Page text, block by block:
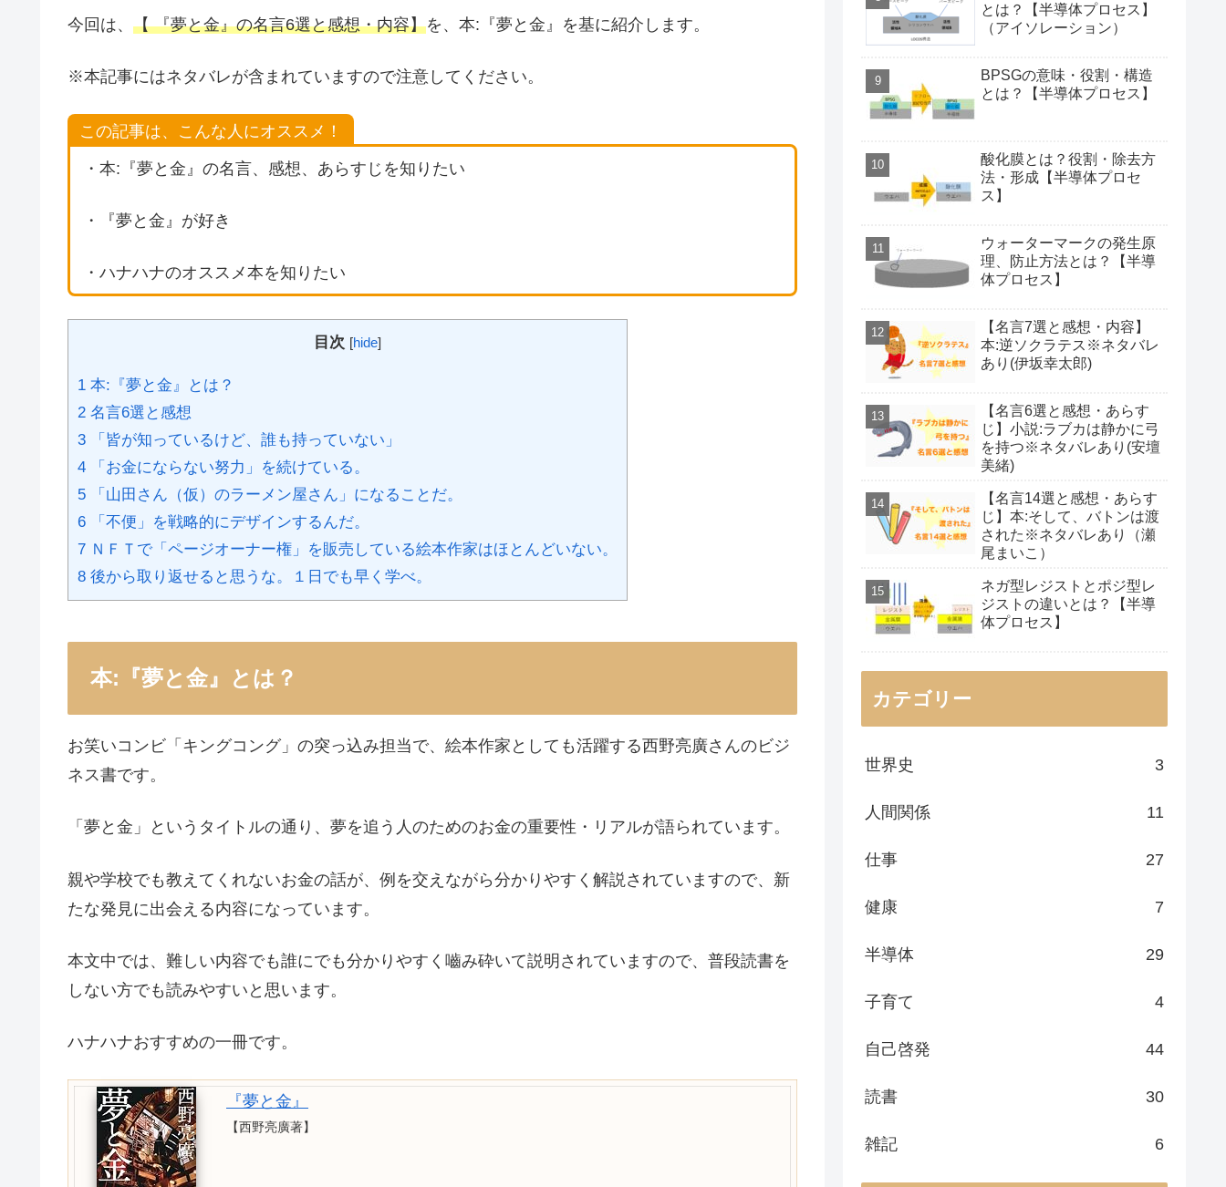
今回は、 【 『夢と金』の名言6選と感想・内容】を、本:『夢と金』を基に紹介します。
※本記事にはネタバレが含まれていますので注意してください。
この記事は、こんな人にオススメ！
・本:『夢と金』の名言、感想、あらすじを知りたい
・『夢と金』が好き
・ハナハナのオススメ本を知りたい
目次 [hide]
1 本:『夢と金』とは？
2 名言6選と感想
3 「皆が知っているけど、誰も持っていない」
4 「お金にならない努力」を続けている。
5 「山田さん（仮）のラーメン屋さん」になることだ。
6 「不便」を戦略的にデザインするんだ。
7 ＮＦＴで「ページオーナー権」を販売している絵本作家はほとんどいない。
8 後から取り返せると思うな。１日でも早く学べ。
本:『夢と金』とは？
お笑いコンビ「キングコング」の突っ込み担当で、絵本作家としても活躍する西野亮廣さんのビジ
ネス書です。
「夢と金」というタイトルの通り、夢を追う人のためのお金の重要性・リアルが語られています。
親や学校でも教えてくれないお金の話が、例を交えながら分かりやすく解説されていますので、新
たな発見に出会える内容になっています。
本文中では、難しい内容でも誰にでも分かりやすく嚙み砕いて説明されていますので、普段読書を
しない方でも読みやすいと思います。
ハナハナおすすめの一冊です。
『夢と金』
【西野亮廣著】
とは？【半導体プロセス】
（アイソレーション）
BPSGの意味・役割・構造
とは？【半導体プロセス】
酸化膜とは？役割・除去方
法・形成【半導体プロセ
ス】
ウォーターマークの発生原
理、防止方法とは？【半導
体プロセス】
【名言7選と感想・内容】
本:逆ソクラテス※ネタバレ
あり(伊坂幸太郎)
【名言6選と感想・あらす
じ】小説:ラブカは静かに弓
を持つ※ネタバレあり(安壇
美緒)
【名言14選と感想・あらす
じ】本:そして、バトンは渡
された※ネタバレあり（瀬
尾まいこ）
ネガ型レジストとポジ型レ
ジストの違いとは？【半導
体プロセス】
カテゴリー
世界史 3
人間関係 11
仕事 27
健康 7
半導体 29
子育て 4
自己啓発 44
読書 30
雑記 6